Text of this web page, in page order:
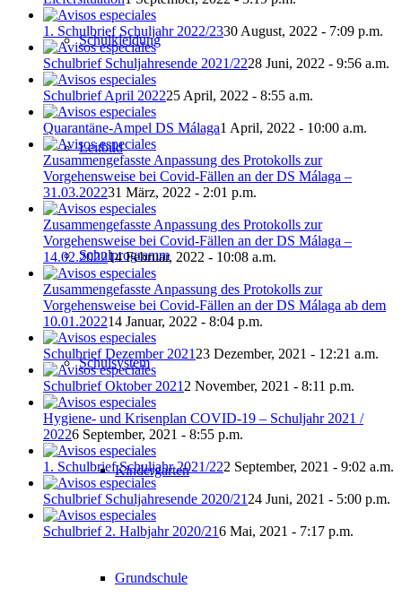
Schulkleidung
Leitbild
Schulprogramm
Schulsystem
Kindergarten
Grundschule
1. Schulbrief Schuljahr 2022/2330 August, 2022 - 7:09 p.m.
Schulbrief Schuljahresende 2021/2228 Juni, 2022 - 9:56 a.m.
Schulbrief April 202225 April, 2022 - 8:55 a.m.
Quarantäne‐Ampel DS Málaga1 April, 2022 - 10:00 a.m.
Zusammengefasste Anpassung des Protokolls zur
Vorgehensweise bei Covid-Fällen an der DS Málaga –
31.03.202231 März, 2022 - 2:01 p.m.
Zusammengefasste Anpassung des Protokolls zur
Vorgehensweise bei Covid-Fällen an der DS Málaga –
14.02.202214 Februar, 2022 - 10:08 a.m.
Zusammengefasste Anpassung des Protokolls zur
Vorgehensweise bei Covid-Fällen an der DS Málaga ab dem
10.01.202214 Januar, 2022 - 8:04 p.m.
Schulbrief Dezember 2021 23 Dezember, 2021 - 12:21 a.m.
Schulbrief Oktober 2021 2 November, 2021 - 8:11 p.m.
Hygiene- und Krisenplan COVID-19 – Schuljahr 2021 /
20226 September, 2021 - 8:55 p.m.
1. Schulbrief Schuljahr 2021/222 September, 2021 - 9:02 a.m.
Schulbrief Schuljahresende 2020/21 24 Juni, 2021 - 5:00 p.m.
Schulbrief 2. Halbjahr 2020/216 Mai, 2021 - 7:17 p.m.